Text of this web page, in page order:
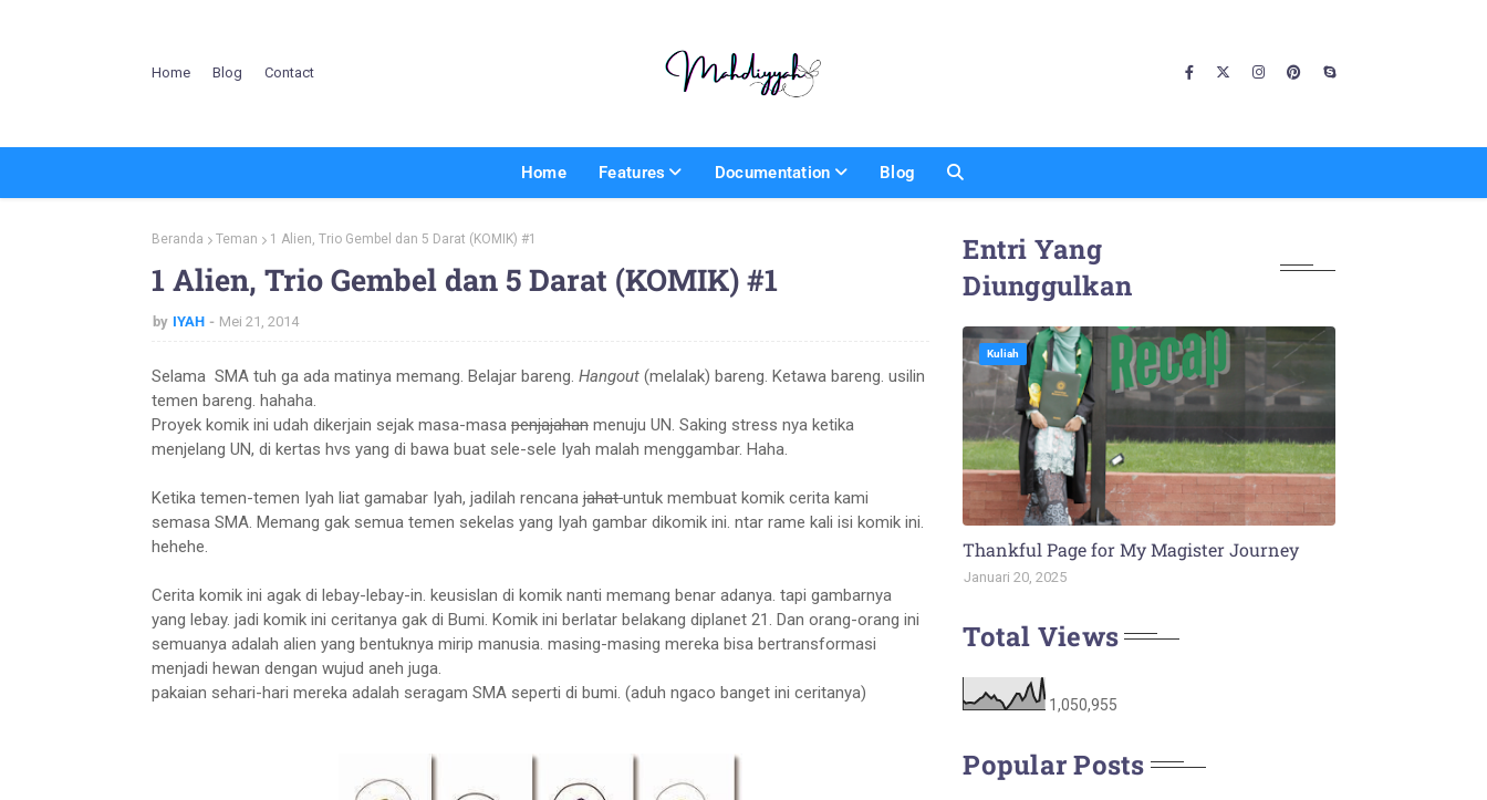
Home Blog Contact
Home Features Documentation Blog
Beranda Teman 1 Alien, Trio Gembel dan 5 Darat (KOMIK) #1
1 Alien, Trio Gembel dan 5 Darat (KOMIK) #1
by IYAH Mei 21, 2014
Selama SMA tuh ga ada matinya memang. Belajar bareng. Hangout (melalak) bareng. Ketawa bareng. usilin
temen bareng. hahaha.
Proyek komik ini udah dikerjain sejak masa-masa penjajahan menuju UN. Saking stress nya ketika
menjelang UN, di kertas hvs yang di bawa buat sele-sele Iyah malah menggambar. Haha.
Ketika temen-temen Iyah liat gamabar Iyah, jadilah rencana jahatuntuk membuat komik cerita kami
semasa SMA. Memang gak semua temen sekelas yang Iyah gambar dikomik ini. ntar rame kali isi komik ini.
hehehe.
Cerita komik ini agak di lebay-lebay-in. keusislan di komik nanti memang benar adanya. tapi gambarnya
yang lebay. jadi komik ini ceritanya gak di Bumi. Komik ini berlatar belakang diplanet 21. Dan orang-orang ini
semuanya adalah alien yang bentuknya mirip manusia. masing-masing mereka bisa bertransformasi
menjadi hewan dengan wujud aneh juga.
pakaian sehari-hari mereka adalah seragam SMA seperti di bumi. (aduh ngaco banget ini ceritanya)
Entri Yang
Diunggulkan
Kuliah
Thankful Page for My Magister Journey
Januari 20, 2025
Total Views
1,050,955
Popular Posts